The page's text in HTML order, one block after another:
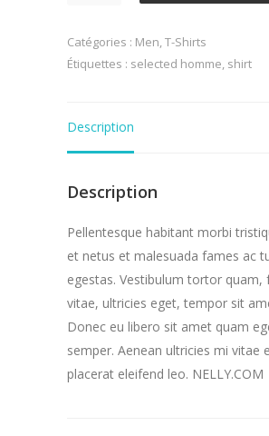
Shirt
Catégories : Men,T-Shirts
Étiquettes : selected homme, shirt
Description
Description
Pellentesque habitant morbi
et netus et malesuada fames ac
egestas. Vestibulum tortor quam,
vitae, ultricies eget, tempor sit
Donec eu libero sit amet quam
semper. Aenean ultricies mi vitae
placerat eleifend leo. NELLY.COM